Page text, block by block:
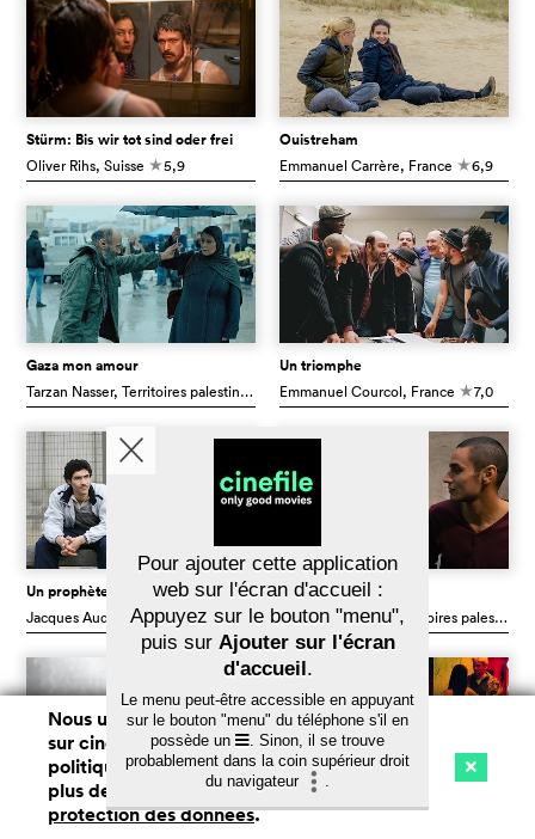
Cinéma Streaming Watchlist (
Stürm: Bis wir tot sind oder frei
Oliver Rihs, Suisse c5,9
Ouistreham
Emmanuel Carrère, France c6,9
Gaza mon amour
Tarzan Nasser, Territoires palestiniens c6,8
Un triomphe
Emmanuel Courcol, France c7,0
Un prophète
Jacques Audiard, France c7,8
Omar
Hany Abu-Assad, Territoires palestiniens
Der Fall
Nous utilisons des cookies. En naviguant
sur cinefile.ch, vous acceptez notre
politique d'utilisation des cookies. Pour
plus de détails, voir notredéclaration de
protection des données.
Pour ajouter cette application
web sur l'écran d'accueil :
Appuyez sur le bouton "menu",
puis sur Ajouter sur l'écran
d'accueil.
Le menu peut-être accessible en appuyant
sur le bouton "menu" du téléphone s'il en
possède un
. Sinon, il se trouve
probablement dans la coin supérieur droit
du navigateur
.